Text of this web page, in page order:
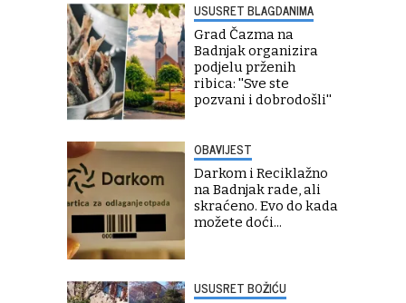
USUSRET BLAGDANIMA
Grad Čazma na
Badnjak organizira
podjelu prženih
ribica: ''Sve ste
pozvani i dobrodošli''
OBAVIJEST
Darkom i Reciklažno
na Badnjak rade, ali
skraćeno. Evo do kada
možete doći...
USUSRET BOŽIĆU